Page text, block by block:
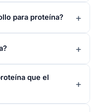
para proteína?
que el